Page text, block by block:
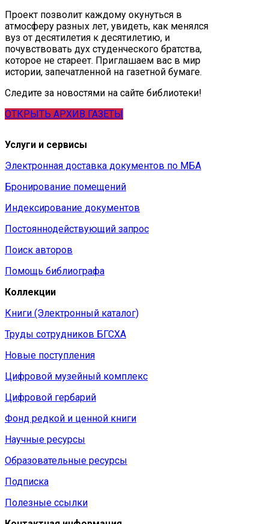
Проект позволит каждому окунуться в
атмосферу разных лет, увидеть, как менялся
вуз от десятилетия к десятилетию, и
почувствовать дух студенческого братства,
которое не стареет. Приглашаем вас в мир
истории, запечатленной на газетной бумаге.
Следите за новостями на сайте библиотеки!
ОТКРЫТЬ АРХИВ ГАЗЕТЫ
Услуги и сервисы
Электронная доставка документов по МБА
Бронирование помещений
Индексирование документов
Постояннодействующий запрос
Поиск авторов
Помощь библиографа
Коллекции
Книги (Электронный каталог)
Труды сотрудников БГСХА
Новые поступления
Цифровой музейный комплекс
Цифровой гербарий
Фонд редкой и ценной книги
Научные ресурсы
Образовательные ресурсы
Подписка
Полезные ссылки